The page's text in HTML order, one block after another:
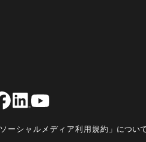
ソーシャルメディア利用規約 」につい